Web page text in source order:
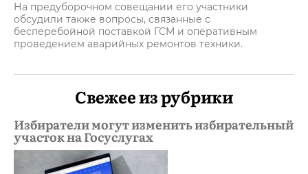
На предуборочном совещании его участники
обсудили также вопросы, связанные с
бесперебойной поставкой ГСМ и оперативным
проведением аварийных ремонтов техники.
Свежее из рубрики
Избиратели могут изменить избирательный
участок на Госуслугах